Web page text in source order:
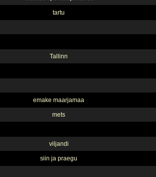
tartu
Tallinn
emake maarjamaa
mets
viljandi
siin ja praegu